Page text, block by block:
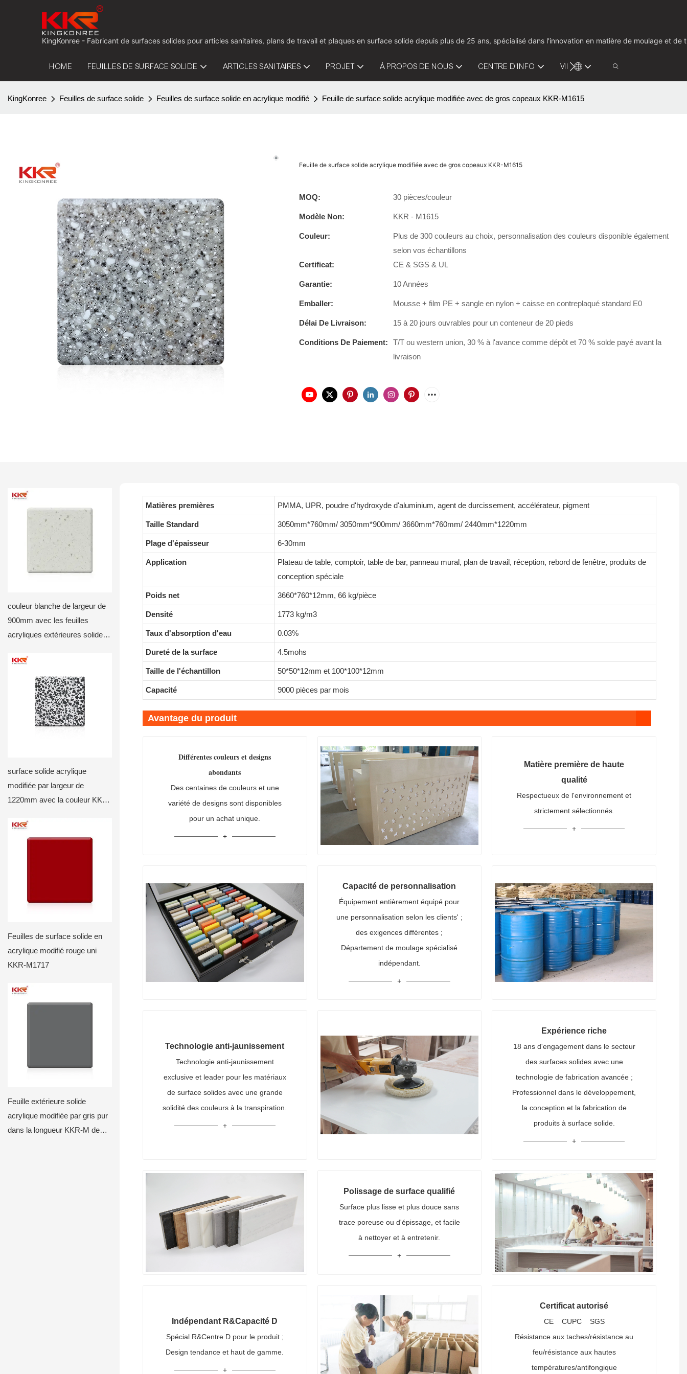
KingKonree - Fabricant de surfaces solides pour articles sanitaires, plans de travail et plaques en surface solide depuis plus de 25 ans, spécialisé dans l'innovation en matière de moulage et de
HOME FEUILLES DE SURFACE SOLIDE ARTICLES SANITAIRES PROJET À PROPOS DE NOUS CENTRE D'INFO VIDÉO CONTACTEZ-NOUS
KingKonree Feuilles de surface solide Feuilles de surface solide en acrylique modifié Feuille de surface solide acrylique modifiée avec de gros copeaux KKR-M1615
Feuille de surface solide acrylique modifiée avec de gros copeaux KKR-M1615
MOQ: 30 pièces/couleur
Modèle Non: KKR - M1615
Couleur:
Plus de 300 couleurs au choix, personnalisation des couleurs disponible également
selon vos échantillons
Certificat:
CE & SGS & UL
Garantie: 10 Années
Emballer: Mousse + film PE + sangle en nylon + caisse en contreplaqué standard E0
Délai De Livraison: 15 à 20 jours ouvrables pour un conteneur de 20 pieds
Conditions De Paiement:
T/T ou western union, 30 % à l'avance comme dépôt et 70 % solde payé avant la
livraison
couleur blanche de largeur de
900mm avec les feuilles
acryliques extérieures solides
surface solide acrylique
modifiée par largeur de
1220mm avec la couleur KKR-
Feuilles de surface solide en
acrylique modifié rouge uni
KKR-M1717
Feuille extérieure solide
acrylique modifiée par gris pur
dans la longueur KKR-M de
Matières premières PMMA, UPR, poudre d'hydroxyde d'aluminium, agent de durcissement, accélérateur, pigment
Taille Standard 3050mm*760mm/ 3050mm*900mm/ 3660mm*760mm/ 2440mm*1220mm
Plage d'épaisseur 6-30mm
Application
Plateau de table, comptoir, table de bar, panneau mural, plan de travail, réception, rebord de fenêtre, produits de
conception spéciale
Poids net 3660*760*12mm, 66 kg/pièce
Densité 1773 kg/m3
Taux d'absorption d'eau 0.03%
Dureté de la surface 4.5mohs
Taille de l'échantillon 50*50*12mm et 100*100*12mm
Capacité 9000 pièces par mois
Avantage du produit
Différentes couleurs et designs
abondants
Des centaines de couleurs et une
variété de designs sont disponibles
pour un achat unique.
Matière première de haute
qualité
Respectueux de l'environnement et
strictement sélectionnés.
Capacité de personnalisation
Équipement entièrement équipé pour
une personnalisation selon les clients' ;
des exigences différentes ;
Département de moulage spécialisé
indépendant.
Technologie anti-jaunissement
Technologie anti-jaunissement
exclusive et leader pour les matériaux
de surface solides avec une grande
solidité des couleurs à la transpiration.
Expérience riche
18 ans d'engagement dans le secteur
des surfaces solides avec une
technologie de fabrication avancée ;
Professionnel dans le développement,
la conception et la fabrication de
produits à surface solide.
Polissage de surface qualifié
Surface plus lisse et plus douce sans
trace poreuse ou d'épissage, et facile
à nettoyer et à entretenir.
Indépendant R&Capacité D
Spécial R&Centre D pour le produit ;
Design tendance et haut de gamme.
Certificat autorisé
CE CUPC SGS
Résistance aux taches/résistance au
feu/résistance aux hautes
températures/antifongique